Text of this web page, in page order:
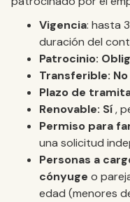
Vigencia: hasta
duración del
Patrocinio:
Transferible: No
Plazo de
Renovable: Sí,
Permiso para
una solicitud
Personas a
cónyuge o
edad (menores